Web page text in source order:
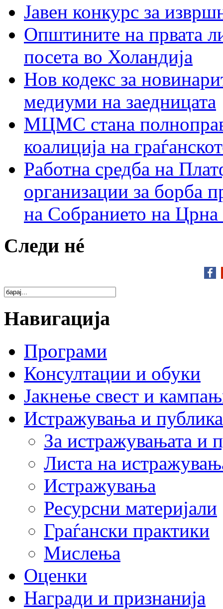
Јавен конкурс за
Општините на првата
посета во Холандија
Нов кодекс за
медиуми на заедницата
МЦМС стана
коалиција на
Работна средба на
организации за борба
на Собранието на Црна
Следи нé
Навигација
Програми
Консултации и обуки
Јакнење свест и
Истражувања и
За истражувањата и
Листа на
Истражувања
Ресурсни материјали
Граѓански практики
Мислења
Оценки
Награди и признанија